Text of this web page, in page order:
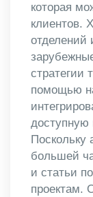
которая
клиентов.
отделений
стратегии
помощью
Поскольку
большей
и статьи
проектам.